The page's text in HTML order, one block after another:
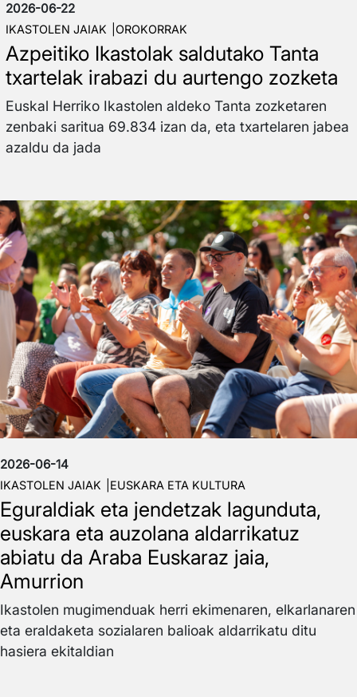
2026-06-22
IKASTOLEN JAIAK OROKORRAK
Azpeitiko Ikastolak saldutako Tanta
txartelak irabazi du aurtengo zozketa
Euskal Herriko Ikastolen aldeko Tanta zozketaren
zenbaki saritua 69.834 izan da, eta txartelaren jabea
azaldu da jada
Irudia
2026-06-14
IKASTOLEN JAIAK EUSKARA ETA KULTURA
Eguraldiak eta jendetzak lagunduta,
euskara eta auzolana aldarrikatuz
abiatu da Araba Euskaraz jaia,
Amurrion
Ikastolen mugimenduak herri ekimenaren, elkarlanaren
eta eraldaketa sozialaren balioak aldarrikatu ditu
hasiera ekitaldian